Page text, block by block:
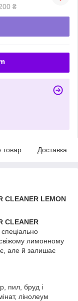
₴
товар Доставка
CLEANER LEMON
CLEANER
лимонному
але й залишає
пил, бруд і
лінолеум